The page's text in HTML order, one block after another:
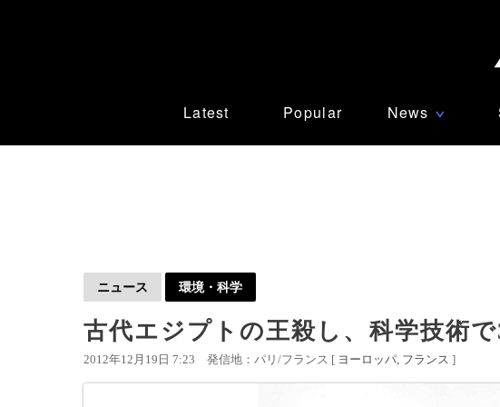
Latest Popular News ∨
ニュース 環境・科学
古代エジプトの王殺し、科学技術
2012年12月19日 7:23 発信地：パリ/フランス [ ヨーロッパ フランス ]